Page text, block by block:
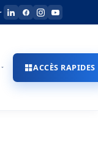
ACCÈS RAPIDES